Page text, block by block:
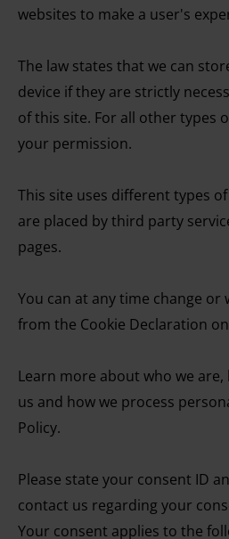
websites to make a user's
The law states that we can
device if they are strictly
of this site. For all other types
your permission.
This site uses different types
are placed by third party
pages.
You can at any time change
from the Cookie Declaration
Learn more about who we
us and how we process
Policy.
Please state your consent ID
contact us regarding your
Your consent applies to the